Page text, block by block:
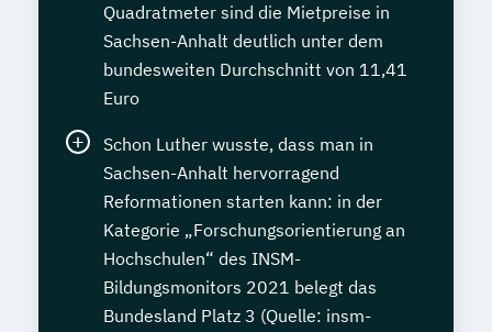
Quadratmeter sind die Mietpreise in
Sachsen-Anhalt deutlich unter dem
bundesweiten Durchschnitt von 11,41
Euro
Schon Luther wusste, dass man in
Sachsen-Anhalt hervorragend
Reformationen starten kann: in der
Kategorie „Forschungsorientierung an
Hochschulen“ des INSM-
Bildungsmonitors 2021 belegt das
Bundesland Platz 3 (Quelle: insm-